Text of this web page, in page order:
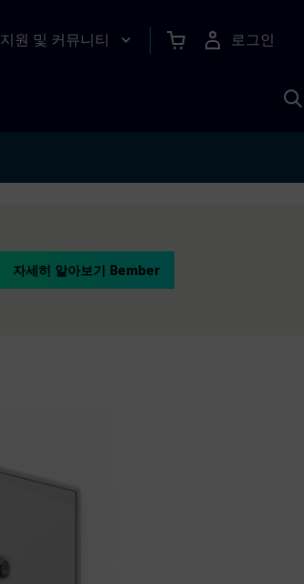
지원 및 커뮤니티 로그인
자세히 알아보기 Bember